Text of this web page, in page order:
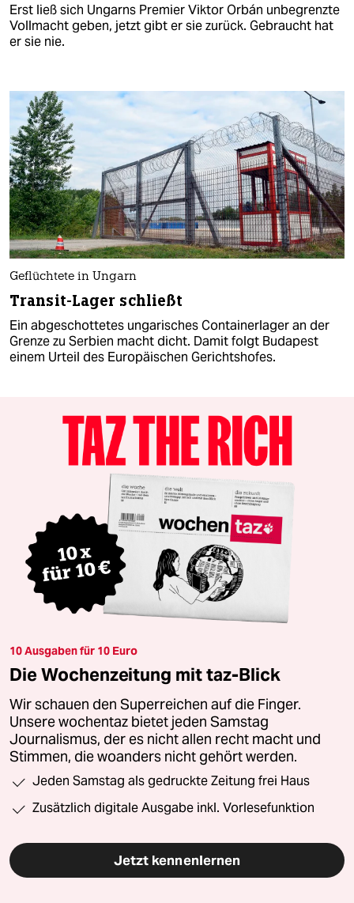
Erst ließ sich Ungarns Premier Viktor Orbán unbegrenzte
Vollmacht geben, jetzt gibt er sie zurück. Gebraucht hat
er sie nie.
Geflüchtete in Ungarn
Transit-Lager schließt
Ein abgeschottetes ungarisches Containerlager an der
Grenze zu Serbien macht dicht. Damit folgt Budapest
einem Urteil des Europäischen Gerichtshofes.
10 Ausgaben für 10 Euro
Die Wochenzeitung mit taz-Blick
Wir schauen den Superreichen auf die Finger.
Unsere wochentaz bietet jeden Samstag
Journalismus, der es nicht allen recht macht und
Stimmen, die woanders nicht gehört werden.
Jeden Samstag als gedruckte Zeitung frei Haus
Zusätzlich digitale Ausgabe inkl. Vorlesefunktion
Jetzt kennenlernen